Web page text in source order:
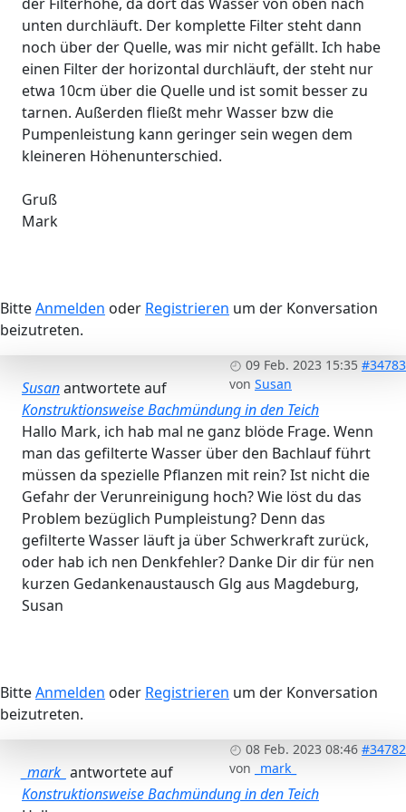
unten durchläuft. Der komplette Filter steht dann
noch über der Quelle, was mir nicht gefällt. Ich habe
einen Filter der horizontal durchläuft, der steht nur
etwa 10cm über die Quelle und ist somit besser zu
tarnen. Außerden fließt mehr Wasser bzw die
Pumpenleistung kann geringer sein wegen dem
kleineren Höhenunterschied.
Gruß
Mark
BitteAnmelden oder Registrieren um der Konversation
beizutreten.
09 Feb. 2023 15:35 #34783
von Susan
Susanantwortete auf
Konstruktionsweise Bachmündung in den Teich
Hallo Mark, ich hab mal ne ganz blöde Frage. Wenn
man das gefilterte Wasser über den Bachlauf führt
müssen da spezielle Pflanzen mit rein? Ist nicht die
Gefahr der Verunreinigung hoch? Wie löst du das
Problem bezüglich Pumpleistung? Denn das
gefilterte Wasser läuft ja über Schwerkraft zurück,
oder hab ich nen Denkfehler? Danke Dir dir für nen
kurzen Gedankenaustausch Glg aus Magdeburg,
Susan
BitteAnmelden oder Registrieren um der Konversation
beizutreten.
08 Feb. 2023 08:46 #34782
von
_mark_
_mark_ antwortete auf
Konstruktionsweise Bachmündung in den Teich